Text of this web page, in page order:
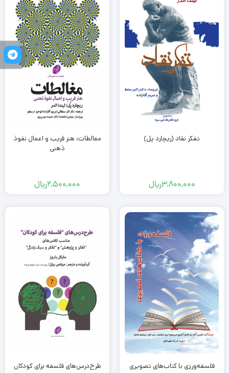
تفکر نقاد (ریچارد پل)
3,800,000ریال
مغالطات: هنر فریب و اعمال نفوذ
ذهنی
2,500,000ریال
فلسفه‌ورزی با کتاب‌های تصویری طرح‌درس‌های فلسفه برای کودکان